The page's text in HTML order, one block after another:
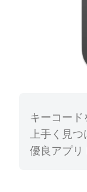
キーコード
上手く見つ
優良アプリ